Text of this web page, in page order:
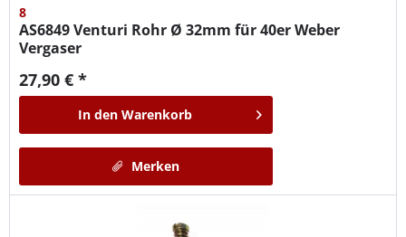
8
AS6849Venturi Rohr Ø 32mm für 40er Weber
Vergaser
27,90 € *
In den Warenkorb
Merken